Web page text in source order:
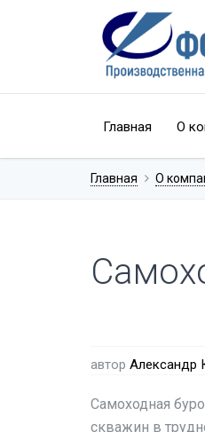
Главная О
Главная О
автор Александр
Самоходная
скважин в